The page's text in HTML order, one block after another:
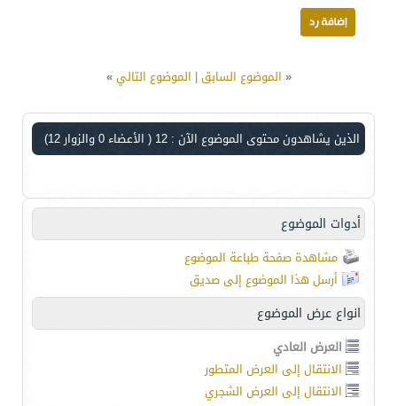
« الموضوع السابق| الموضوع التالي»
الذين يشاهدون محتوى الموضوع الآن : 12 ( الأعضاء 0 والزوار 12)
أدوات الموضوع
مشاهدة صفحة طباعة الموضوع
أرسل هذا الموضوع إلى صديق
انواع عرض الموضوع
العرض العادي
الانتقال إلى العرض المتطور
الانتقال إلى العرض الشجري